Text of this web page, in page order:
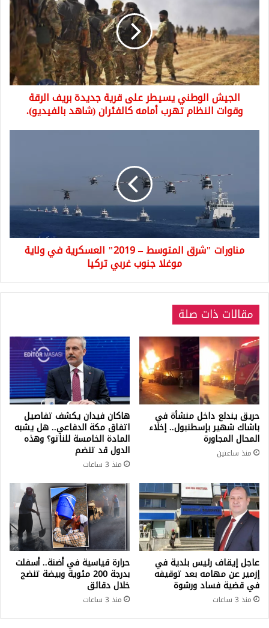
يسيطر
على
قرية
جديدة
بريف
الرقة
وقوات
النظام
تهرب
كالفئران
الجيش الوطني يسيطر على قرية جديدة بريف الرقة
وقوات النظام تهرب أمامه كالفئران (شاهد بالفيديو).
العسكرية
في
موغلا
جنوب
مناورات "شرق المتوسط – 2019" العسكرية في ولاية
موغلا جنوب غربي تركيا
مقالات ذات صلة
حريق يندلع داخل منشأة في
باشاك شهير بإسطنبول.. إخلاء
المحال المجاورة
منذ ساعتين
هاكان فيدان يكشف تفاصيل
اتفاق مكة الدفاعي.. هل يشبه
المادة الخامسة للناتو؟ وهذه
الدول قد تنضم
منذ 3 ساعات
عاجل إيقاف رئيس بلدية في
إزمير عن مهامه بعد توقيفه
في قضية فساد ورشوة
منذ 3 ساعات
حرارة قياسية في أضنة.. أسفلت
بدرجة 200 مئوية وبيضة تنضج
خلال دقائق
منذ 3 ساعات